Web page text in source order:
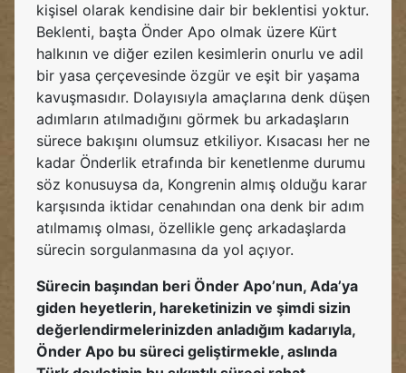
kişisel olarak kendisine dair bir beklentisi yoktur.
Beklenti, başta Önder Apo olmak üzere Kürt
halkının ve diğer ezilen kesimlerin onurlu ve adil
bir yasa çerçevesinde özgür ve eşit bir yaşama
kavuşmasıdır. Dolayısıyla amaçlarına denk düşen
adımların atılmadığını görmek bu arkadaşların
sürece bakışını olumsuz etkiliyor. Kısacası her ne
kadar Önderlik etrafında bir kenetlenme durumu
söz konusuysa da, Kongrenin almış olduğu karar
karşısında iktidar cenahından ona denk bir adım
atılmamış olması, özellikle genç arkadaşlarda
sürecin sorgulanmasına da yol açıyor.
Sürecin başından beri Önder Apo’nun, Ada’ya
giden heyetlerin, hareketinizin ve şimdi sizin
değerlendirmelerinizden anladığım kadarıyla,
Önder Apo bu süreci geliştirmekle, aslında